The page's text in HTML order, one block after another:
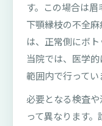
す。この場合は眉
下顎縁枝の不全
は、正常側にボト
当院では、医学
範囲内で行ってい
必要となる検査
って異なります